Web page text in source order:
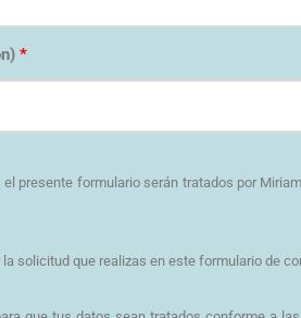
*
presente formulario serán tratados por
solicitud que realizas en este formulario de